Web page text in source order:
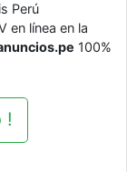
Perú
en línea en la
100%
!